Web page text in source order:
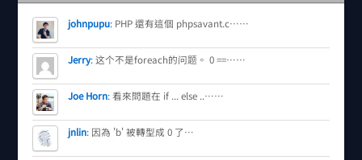
johnpupu: PHP 還有這個 phpsavant.c……
Jerry:这个不是foreach的问题。 0 ==……
Joe Horn:看來問題在 if ... else ..……
jnlin: 因為 'b' 被轉型成 0 了…